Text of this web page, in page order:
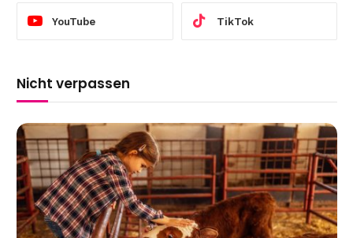
YouTube TikTok
Nicht verpassen